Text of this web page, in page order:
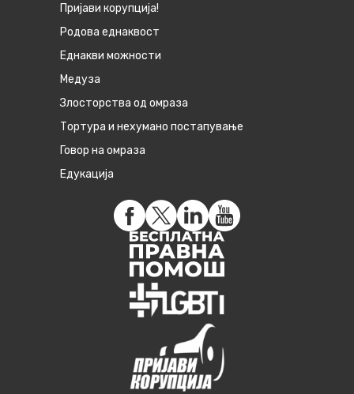
Пријави корупција!
Родова еднаквост
Eднакви можности
Медуза
Злосторства од омраза
Тортура и нехумано постапување
Говор на омраза
Едукација